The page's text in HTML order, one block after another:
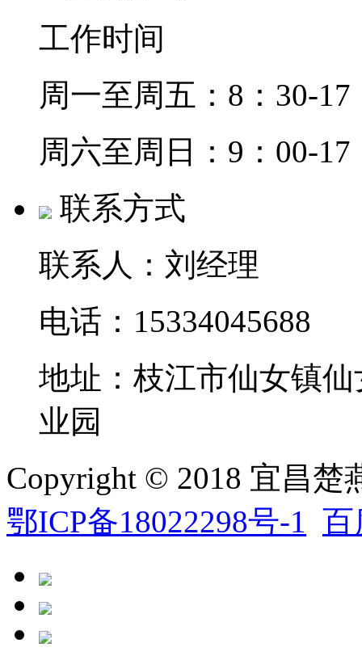
工作时间
周一至周五：8：30-17
周六至周日：9：00-17
联系方式
联系人：刘经理
电话：15334045688
地址：枝江市仙女镇
业园
Copyright © 2018 宜昌楚
鄂ICP备18022298号-1 百